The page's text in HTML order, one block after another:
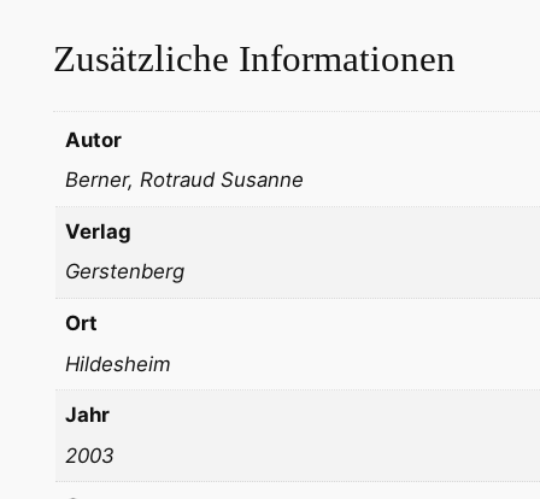
Zusätzliche Informationen
Autor
Berner, Rotraud Susanne
Verlag
Gerstenberg
Ort
Hildesheim
Jahr
2003